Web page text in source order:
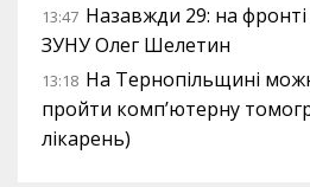
13:47 Назавжди 29: на
ЗУНУ Олег Шелетин
13:18 На Тернопільщині
пройти комп’ютерну
лікарень)